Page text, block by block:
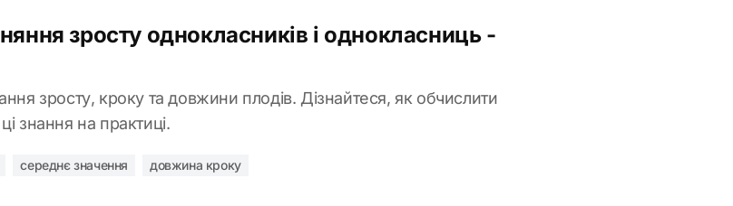
зросту однокласників і однокласниць -
зросту, кроку та довжини плодів. Дізнайтеся, як обчислити
знання на практиці.
середнє значення довжина кроку